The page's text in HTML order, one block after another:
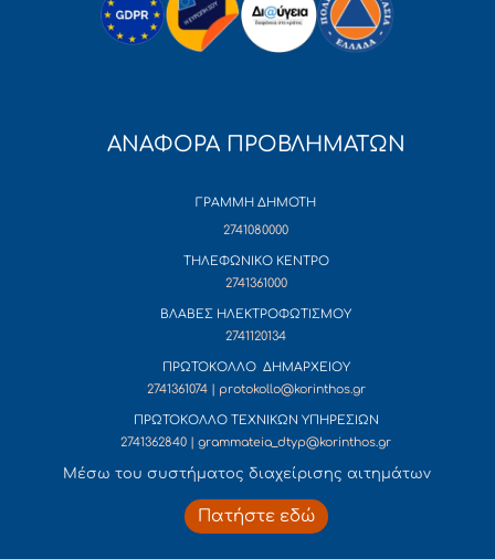
ΑΝΑΦΟΡΑ ΠΡΟΒΛΗΜΑΤΩΝ
ΓΡΑΜΜΗ ΔΗΜΟΤΗ
2741080000
ΤΗΛΕΦΩΝΙΚΟ ΚΕΝΤΡΟ
2741361000
ΒΛΑΒΕΣ ΗΛΕΚΤΡΟΦΩΤΙΣΜΟΥ
2741120134
ΠΡΩΤΟΚΟΛΛΟ ΔΗΜΑΡΧΕΙΟΥ
2741361074 | protokollo@korinthos.gr
ΠΡΩΤΟΚΟΛΛΟ ΤΕΧΝΙΚΩΝ ΥΠΗΡΕΣΙΩΝ
2741362840 | grammateia_dtyp@korinthos.gr
Mέσω του συστήματος διαχείρισης αιτημάτων
Πατήστε εδώ